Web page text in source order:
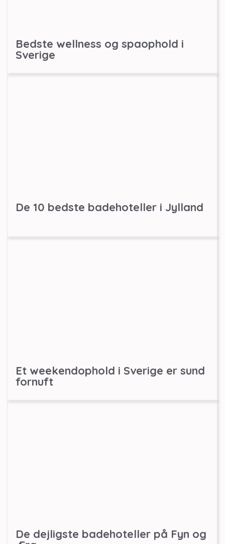
Bedste wellness og spaophold i
Sverige
De 10 bedste badehoteller i Jylland
Et weekendophold i Sverige er sund
fornuft
De dejligste badehoteller på Fyn og